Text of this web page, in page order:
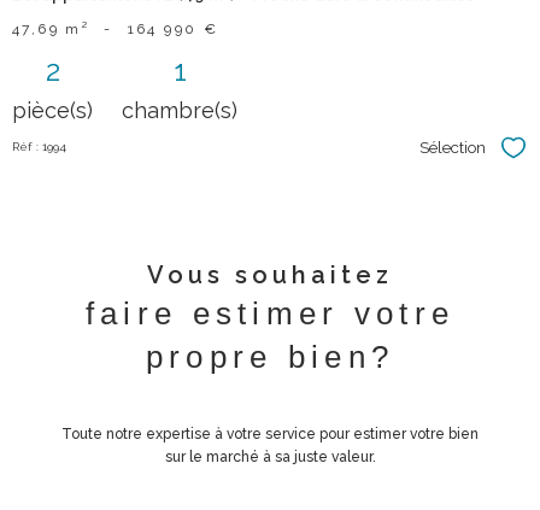
47,69 m² - 164 990 €
2
pièce(s)
1
chambre(s)
Réf : 1994 Sélection
Vous souhaitez
faire estimer votre
propre bien?
Toute notre expertise à votre service pour estimer votre bien
sur le marché à sa juste valeur.